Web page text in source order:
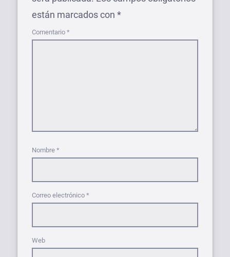
están marcados con *
Comentario *
Nombre *
Correo electrónico *
Web